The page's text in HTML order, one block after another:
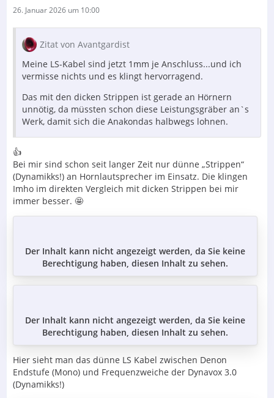
26. Januar 2026 um 10:00
Zitat von Avantgardist
Meine LS-Kabel sind jetzt 1mm je Anschluss...und ich
vermisse nichts und es klingt hervorragend.
Das mit den dicken Strippen ist gerade an Hörnern
unnötig, da müssten schon diese Leistungsgräber an`s
Werk, damit sich die Anakondas halbwegs lohnen.
👍
Bei mir sind schon seit langer Zeit nur dünne „Strippen“
(Dynamikks!) an Hornlautsprecher im Einsatz. Die klingen
Imho im direkten Vergleich mit dicken Strippen bei mir
immer besser. 🤩
Der Inhalt kann nicht angezeigt werden, da Sie keine
Berechtigung haben, diesen Inhalt zu sehen.
Der Inhalt kann nicht angezeigt werden, da Sie keine
Berechtigung haben, diesen Inhalt zu sehen.
Hier sieht man das dünne LS Kabel zwischen Denon
Endstufe (Mono) und Frequenzweiche der Dynavox 3.0
(Dynamikks!)